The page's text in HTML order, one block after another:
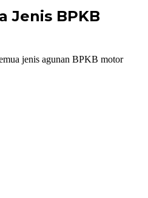
Jenis BPKB
jenis agunan BPKB motor